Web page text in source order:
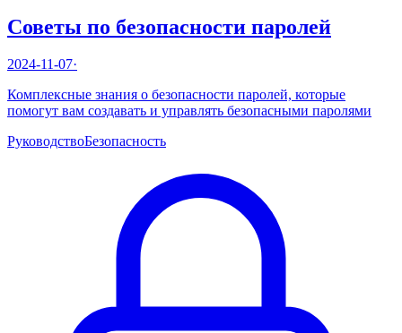
Советы по безопасности паролей
2024-11-07·
Комплексные знания о безопасности паролей, которые
помогут вам создавать и управлять безопасными паролями
РуководствоБезопасность